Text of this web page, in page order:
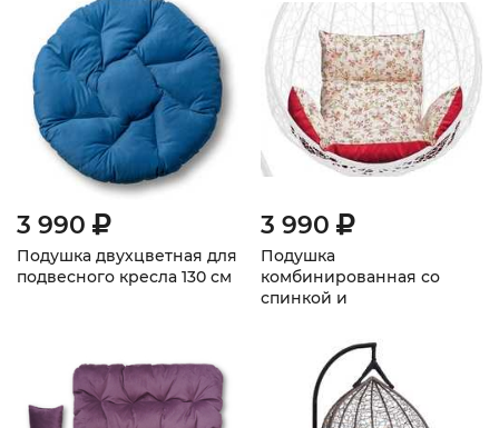
3 990
Подушка двухцветная для
подвесного кресла 130 см
3 990
Подушка
комбинированная со
спинкой и
подвесного кресла